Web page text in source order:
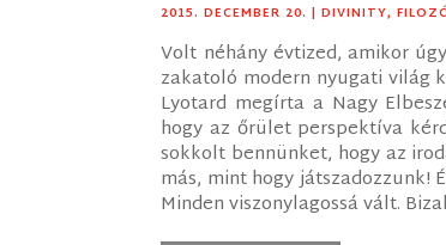
2015. DECEMBER 20. |DIVINITY,
Volt néhány évtized, amikor
zakatoló modern nyugati világ
Lyotard megírta a Nagy
hogy az őrület perspektíva
sokkolt bennünket, hogy az
más, mint hogy játszadozzunk!
Minden viszonylagossá vált.